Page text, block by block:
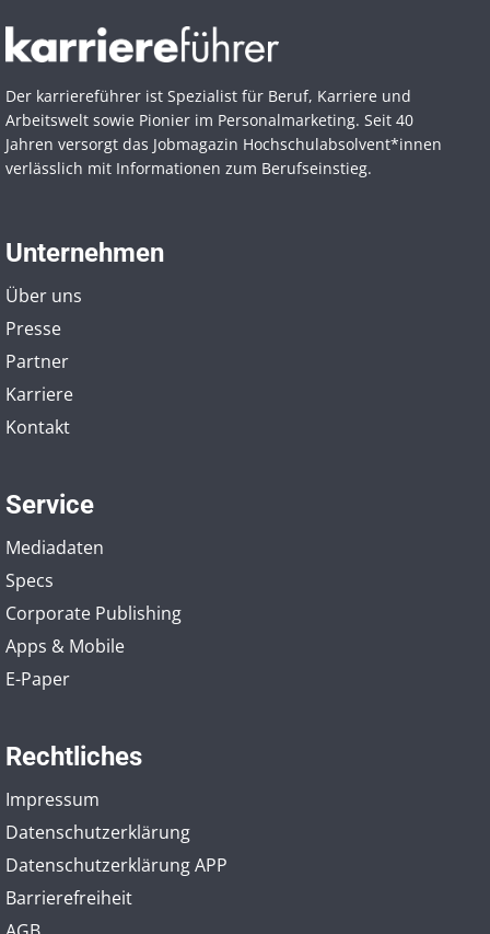
Der karriereführer ist Spezialist für Beruf, Karriere und
Arbeitswelt sowie Pionier im Personal­marketing. Seit 40
Jahren versorgt das Jobmagazin Hochschul­absolvent*innen
verlässlich mit Informationen zum Berufseinstieg.
Unternehmen
Über uns
Presse
Partner
Karriere
Kontakt
Service
Mediadaten
Specs
Corporate Publishing
Apps & Mobile
E-Paper
Rechtliches
Impressum
Datenschutzerklärung
Datenschutzerklärung APP
Barrierefreiheit